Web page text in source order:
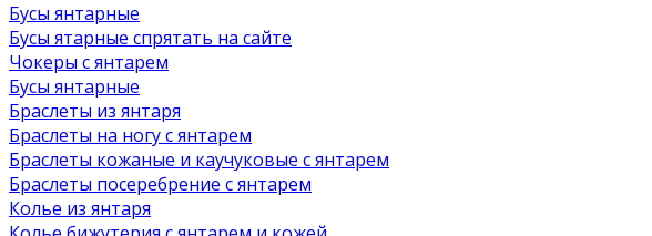
Бусы янтарные
Бусы ятарные спрятать на сайте
Чокеры с янтарем
Бусы янтарные
Браслеты из янтаря
Браслеты на ногу с янтарем
Браслеты кожаные и каучуковые с янтарем
Браслеты посеребрение с янтарем
Колье из янтаря